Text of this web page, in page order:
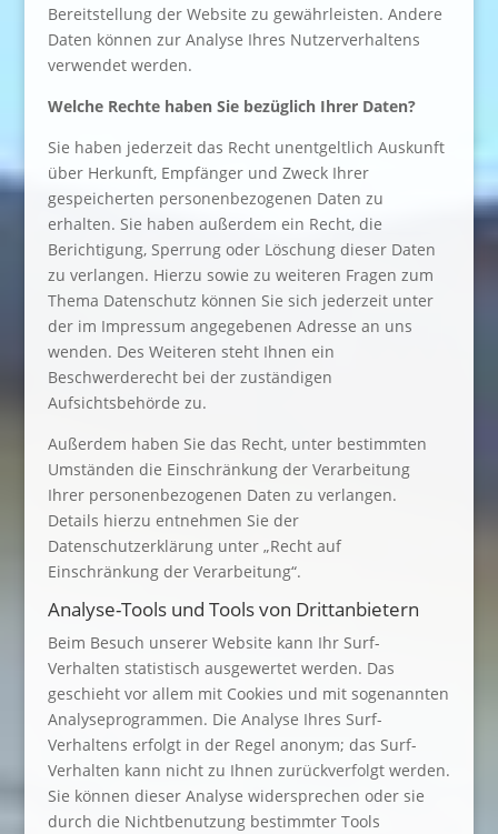
Bereitstellung der Website zu gewährleisten. Andere
Daten können zur Analyse Ihres Nutzerverhaltens
verwendet werden.
Welche Rechte haben Sie bezüglich Ihrer Daten?
Sie haben jederzeit das Recht unentgeltlich Auskunft
über Herkunft, Empfänger und Zweck Ihrer
gespeicherten personenbezogenen Daten zu
erhalten. Sie haben außerdem ein Recht, die
Berichtigung, Sperrung oder Löschung dieser Daten
zu verlangen. Hierzu sowie zu weiteren Fragen zum
Thema Datenschutz können Sie sich jederzeit unter
der im Impressum angegebenen Adresse an uns
wenden. Des Weiteren steht Ihnen ein
Beschwerderecht bei der zuständigen
Aufsichtsbehörde zu.
Außerdem haben Sie das Recht, unter bestimmten
Umständen die Einschränkung der Verarbeitung
Ihrer personenbezogenen Daten zu verlangen.
Details hierzu entnehmen Sie der
Datenschutzerklärung unter „Recht auf
Einschränkung der Verarbeitung“.
Analyse-Tools und Tools von Drittanbietern
Beim Besuch unserer Website kann Ihr Surf-
Verhalten statistisch ausgewertet werden. Das
geschieht vor allem mit Cookies und mit sogenannten
Analyseprogrammen. Die Analyse Ihres Surf-
Verhaltens erfolgt in der Regel anonym; das Surf-
Verhalten kann nicht zu Ihnen zurückverfolgt werden.
Sie können dieser Analyse widersprechen oder sie
durch die Nichtbenutzung bestimmter Tools